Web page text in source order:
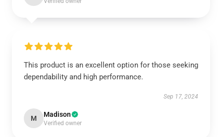
This product is an excellent option for those seeking
dependability and high performance.
Sep 17, 2024
M Madison
Verified owner